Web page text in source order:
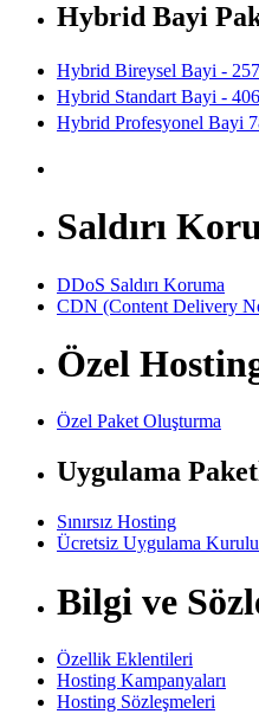
Hybrid Bayi
Hybrid Bireysel Bayi -
Hybrid Standart Bayi -
Hybrid Profesyonel Bayi
Saldırı
DDoS Saldırı Koruma
CDN (Content Delivery
Özel
Özel Paket Oluşturma
Uygulama
Sınırsız Hosting
Ücretsiz Uygulama
Bilgi ve
Özellik Eklentileri
Hosting Kampanyaları
Hosting Sözleşmeleri